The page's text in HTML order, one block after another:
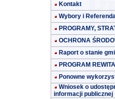
Kontakt
Wybory i
PROGRAMY,
OCHRONA
Raport o stanie
PROGRAM
Ponowne
Wniosek o
informacji publicznej